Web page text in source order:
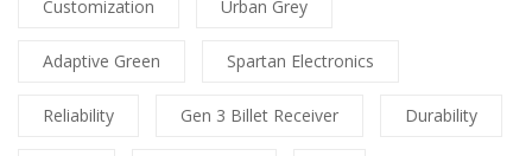
Customization Urban Grey
Adaptive Green Spartan Electronics
Reliability Gen 3 Billet Receiver Durability